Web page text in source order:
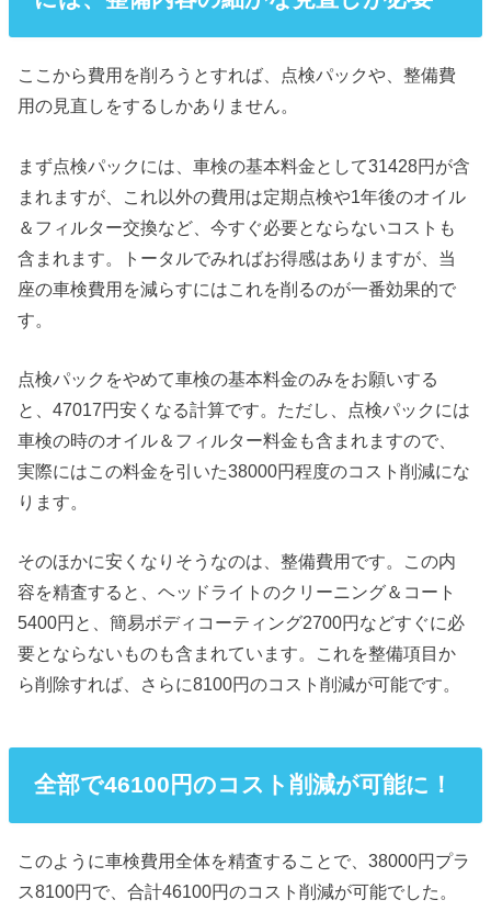
ここから費用を削ろうとすれば、点検パックや、整備費
用の見直しをするしかありません。
まず点検パックには、車検の基本料金として31428円が含
まれますが、これ以外の費用は定期点検や1年後のオイル
＆フィルター交換など、今すぐ必要とならないコストも
含まれます。トータルでみればお得感はありますが、当
座の車検費用を減らすにはこれを削るのが一番効果的で
す。
点検パックをやめて車検の基本料金のみをお願いする
と、47017円安くなる計算です。ただし、点検パックには
車検の時のオイル＆フィルター料金も含まれますので、
実際にはこの料金を引いた38000円程度のコスト削減にな
ります。
そのほかに安くなりそうなのは、整備費用です。この内
容を精査すると、ヘッドライトのクリーニング＆コート
5400円と、簡易ボディコーティング2700円などすぐに必
要とならないものも含まれています。これを整備項目か
ら削除すれば、さらに8100円のコスト削減が可能です。
全部で46100円のコスト削減が可能に！
このように車検費用全体を精査することで、38000円プラ
ス8100円で、合計46100円のコスト削減が可能でした。